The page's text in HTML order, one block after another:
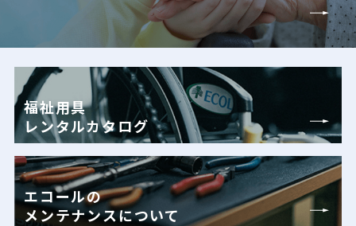
福祉用具
レンタルカタログ
エコールの
メンテナンスについて